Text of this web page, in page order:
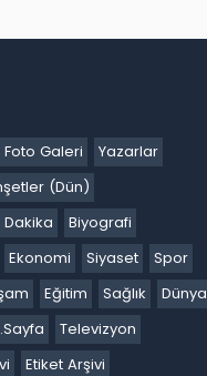
Foto Galeri
Yazarlar
(Dün)
Dakika
Biyografi
Ekonomi Siyaset
Spor
Eğitim Sağlık
Dünya
Televizyon
Etiket Arşivi